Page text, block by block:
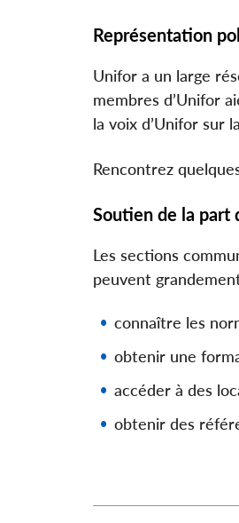
Représentation
Unifor a un large
membres d’Unifor
la voix d’Unifor sur
Rencontrez
Soutien de la part
Les sections
peuvent
connaître les
obtenir une
accéder à des
obtenir des